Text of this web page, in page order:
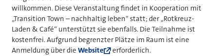
willkommen. Diese Veranstaltung findet in Kooperation mit
„Transition Town – nachhaltig leben“ statt; der „Rotkreuz-
Laden & Café“ unterstützt sie ebenfalls. Die Teilnahme ist
kostenfrei. Aufgrund begrenzter Plätze im Raum ist eine
Anmeldung über die Website erforderlich.